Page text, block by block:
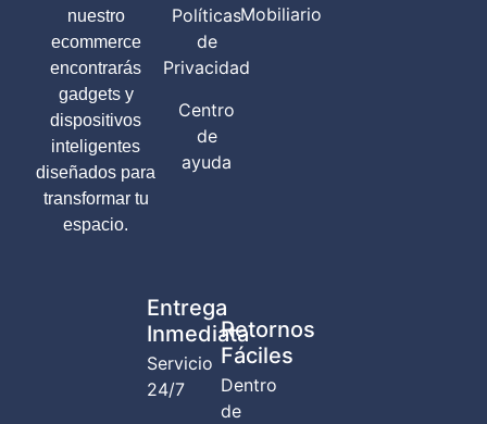
nuestro
ecommerce
encontrarás
gadgets y
dispositivos
inteligentes
diseñados para
transformar tu
espacio.
Entrega
Inmediata
Servicio
24/7
Retornos
Fáciles
Dentro
de
Políticas
de
Privacidad
Centro
de
ayuda
Mobiliario